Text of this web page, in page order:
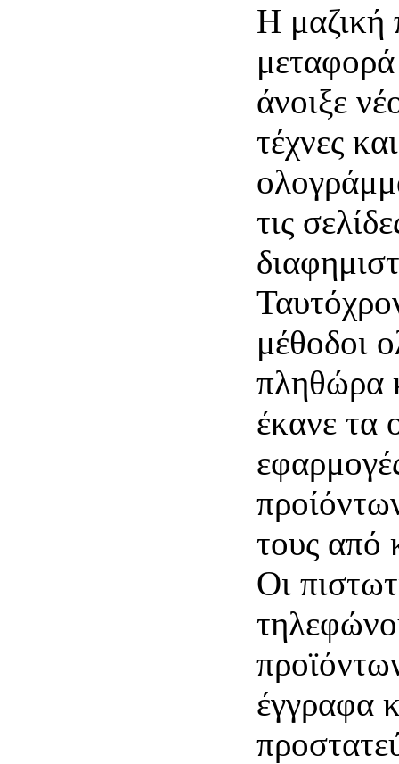
Η μαζική
άνοιξε
τέχνες
τις
μέθοδοι
πληθώρα
έκανε τα
τους από
Οι
έγγραφα